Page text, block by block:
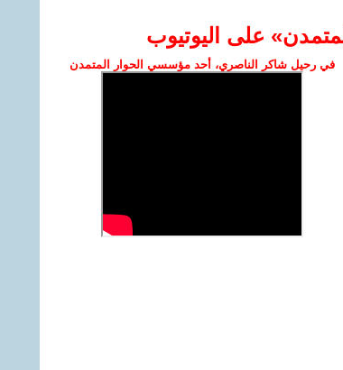
على اليوتيوب
في رحيل شاكر الناصري، أحد مؤسسي الحوار المتمدن